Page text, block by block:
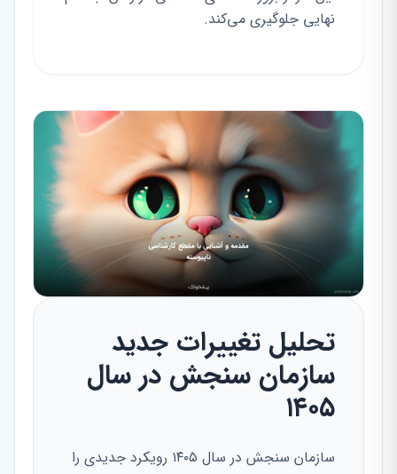
نهایی جلوگیری می‌کند.
تحلیل تغییرات جدید
سازمان سنجش در سال
۱۴۰۵
سازمان سنجش در سال ۱۴۰۵ رویکرد جدیدی را